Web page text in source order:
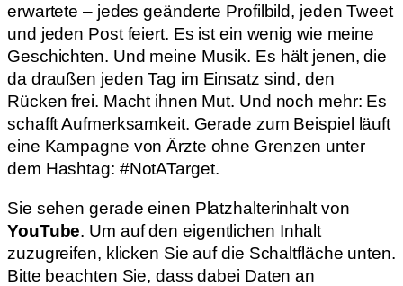
erwartete – jedes geänderte Profilbild, jeden Tweet
und jeden Post feiert. Es ist ein wenig wie meine
Geschichten. Und meine Musik. Es hält jenen, die
da draußen jeden Tag im Einsatz sind, den
Rücken frei. Macht ihnen Mut. Und noch mehr: Es
schafft Aufmerksamkeit. Gerade zum Beispiel läuft
eine Kampagne von Ärzte ohne Grenzen unter
dem Hashtag: #NotATarget.
Sie sehen gerade einen Platzhalterinhalt von
YouTube. Um auf den eigentlichen Inhalt
zuzugreifen, klicken Sie auf die Schaltfläche unten.
Bitte beachten Sie, dass dabei Daten an